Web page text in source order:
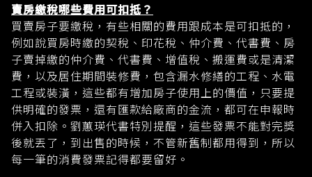
賣房繳稅哪些費用可扣抵？
買賣房子要繳稅，有些相關的費用跟成本是可扣抵的，
例如說買房時繳的契稅、印花稅、仲介費、代書費、房
子賣掉繳的仲介費、代書費、增值稅、搬運費或是清潔
費，以及居住期間裝修費，包含漏水修繕的工程、水電
工程或裝潢，這些都有增加房子使用上的價值，只要提
供明確的發票，還有匯款給廠商的金流，都可在申報時
併入扣除。劉蕙瑛代書特別提醒，這些發票不能對完獎
後就丟了，到出售的時候，不管新舊制都用得到，所以
每一筆的消費發票記得都要留好。